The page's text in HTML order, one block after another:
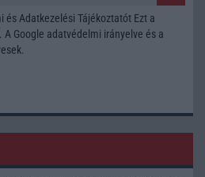
és Adatkezelési Tájékoztatót Ezt a
A Google adatvédelmi irányelve és a